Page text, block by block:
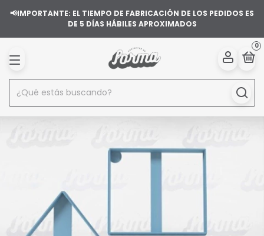
📢IMPORTANTE: EL TIEMPO DE FABRICACIÓN DE LOS PEDIDOS ES
DE 5 DÍAS HÁBILES APROXIMADOS
0